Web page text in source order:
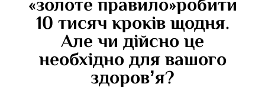
Lekári
Ceny
«золоте правило»робити
10 тисяч кроків щодня.
Але чи дійсно це
необхідно для вашого
здоровʼя?